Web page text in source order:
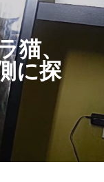
猫、
に探